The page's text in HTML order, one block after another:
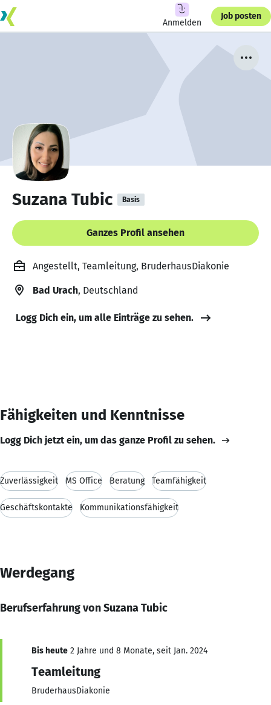
Anmelden
Job posten
Suzana Tubic Basis
Ganzes Profil ansehen
Angestellt, Teamleitung, BruderhausDiakonie
Bad Urach, Deutschland
Logg Dich ein, um alle Einträge zu sehen.
Fähigkeiten und Kenntnisse
Logg Dich jetzt ein, um das ganze Profil zu sehen.
Zuverlässigkeit MS Office Beratung Teamfähigkeit
Geschäftskontakte Kommunikationsfähigkeit
Werdegang
Berufserfahrung von Suzana Tubic
Bis heute 2 Jahre und 8 Monate, seit Jan. 2024
Teamleitung
BruderhausDiakonie